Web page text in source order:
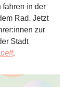
fahren in der
Rad. Jetzt
zur
Stadt
.